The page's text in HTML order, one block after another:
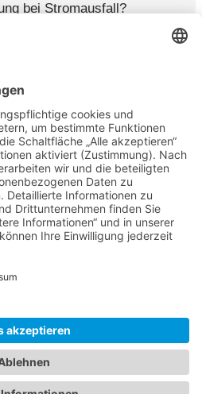
bei Stromausfall?
nicht bei
bei Stromausfall?
noch Wasser?
für einen Stromausfall?